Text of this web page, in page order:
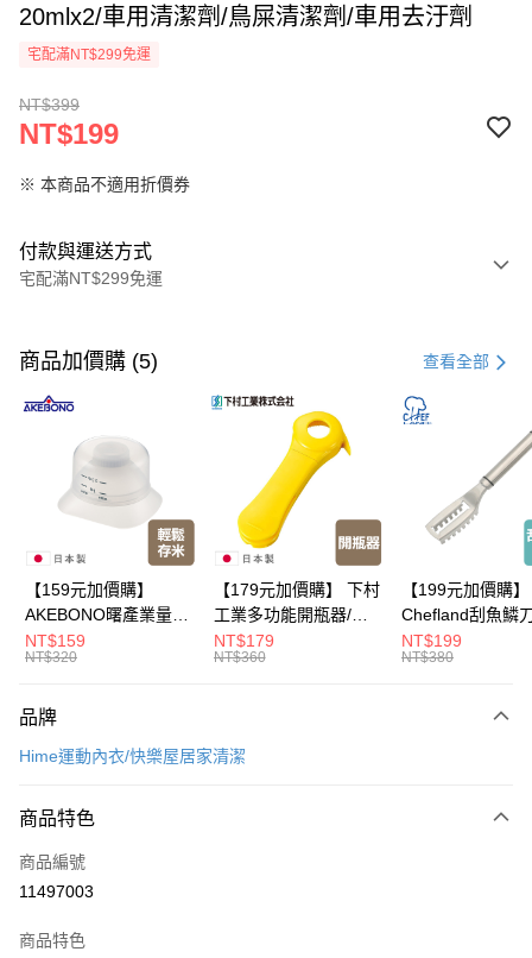
20mlx2/車用清潔劑/鳥屎清潔劑/車用去汙劑
宅配滿NT$299免運
NT$399
NT$199
※ 本商品不適用折價券
付款與運送方式
宅配滿NT$299免運
信用卡一次付款
超商取貨付款
LINE Pay
Apple Pay
Google Pay
全盈+PAY
大哥付你分期
【大哥付你分期使用說明】
2.付款方式選擇「大哥付你分期」，訂單成立後會自動跳轉到大哥付的交易
成交易。
3.實際核准額度、可分期數及費用金額請依後續交易確認頁面所載為準。
4.訂單成立30分鐘內，如未前往確認交易或遇審核未通過，訂單將自動取
消。如遇「轉專審核」未通過狀況，表示未達大哥付你分期系統評分，恕無
法說明評估內容。
1.分期款項不併入電信帳單，「大哥付你分期」於每月結算日後寄送繳費提
每筆NT$100，滿NT$499(含以上)免運費
每筆NT$100，滿NT$499(含以上)免運費
商品加價購 (5) 查看全部
【159元加價購】
AKEBONO曙產業量米
杯漏斗組(白)/量米杯/
米桶/量米用具/任二件8
NT$159
NT$320
【179元加價購】 下村
工業多功能開瓶器/開
瓶器/餐廚用品/料理道
具/任二件8折
NT$179
NT$360
【199元加價購】
Chefland刮魚鱗
魚鱗器/廚房用品/
道具/任二件8折
NT$199
NT$380
品牌
Hime運動內衣/快樂屋居家清潔
商品特色
商品編號
11497003
商品特色